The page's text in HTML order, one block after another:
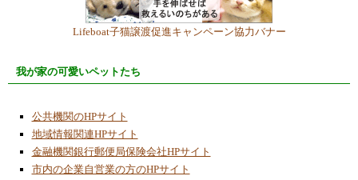
Lifeboat子猫譲渡促進キャンペーン協力バナー
我が家の可愛いペットたち
公共機関のHPサイト
地域情報関連HPサイト
金融機関銀行郵便局保険会社HPサイト
市内の企業自営業の方のHPサイト